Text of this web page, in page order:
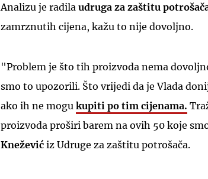
Analizu je radila udruga za zaštitu
zamrznutih cijena, kažu to nije dovoljno.
"Problem je što tih proizvoda nema
smo to upozorili. Što vrijedi da je Vlada
ako ih ne mogu kupiti po tim cijenama.
proizvoda proširi barem na ovih 50 koje
Knežević iz Udruge za zaštitu potrošača.